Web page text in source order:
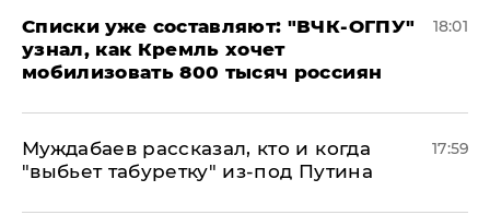
Списки уже составляют: "ВЧК-ОГПУ"
узнал, как Кремль хочет
мобилизовать 800 тысяч россиян
18:01
Муждабаев рассказал, кто и когда
"выбьет табуретку" из-под Путина
17:59